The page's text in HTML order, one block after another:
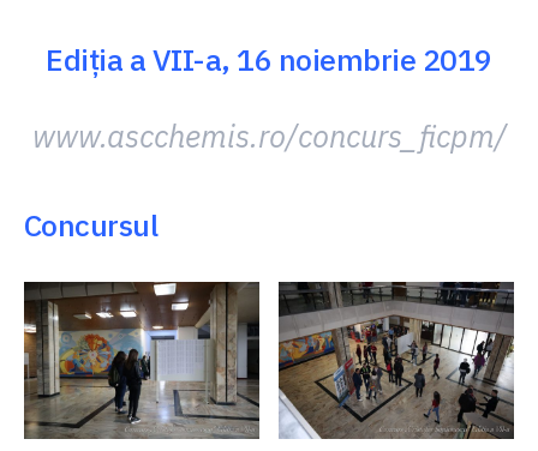
Ediția a VII-a, 16 noiembrie 2019
www.ascchemis.ro/concurs_ficpm/
Concursul